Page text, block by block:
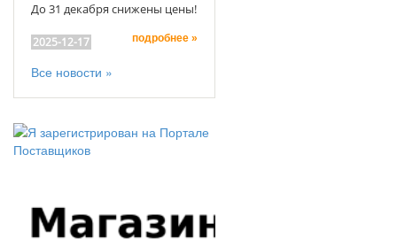
До 31 декабря снижены цены!
2025-12-17 подробнее »
Все новости »